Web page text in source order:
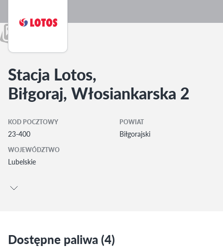
Stacja Lotos,
Biłgoraj, Włosiankarska 2
KOD POCZTOWY
23-400
POWIAT
Biłgorajski
WOJEWÓDZTWO
Lubelskie
Dostępne paliwa (4)